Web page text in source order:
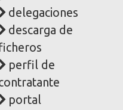
delegaciones
descarga de
perfil de
portal